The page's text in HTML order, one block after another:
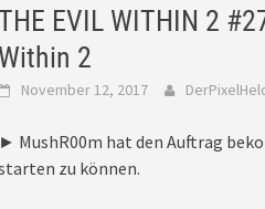
EVIL WITHIN 2
Within 2
November 12, 2017
► MushR00m hat den Auftrag
zu können.